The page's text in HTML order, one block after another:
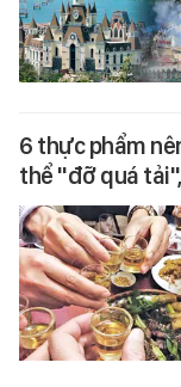
6 thực phẩm
thể "đỡ quá